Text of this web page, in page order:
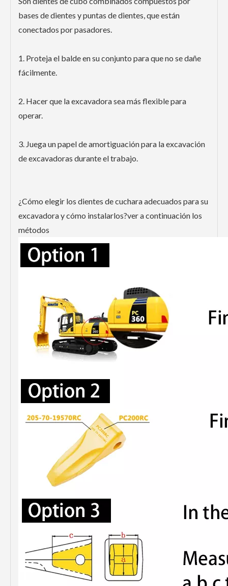
bases de dientes y puntas de dientes, que están
conectados por pasadores.
1. Proteja el balde en su conjunto para que no se dañe
fácilmente.
2. Hacer que la excavadora sea más flexible para
operar.
3. Juega un papel de amortiguación para la excavación
de excavadoras durante el trabajo.
¿Cómo elegir los dientes de cuchara adecuados para su
excavadora y cómo instalarlos?ver a continuación los
métodos